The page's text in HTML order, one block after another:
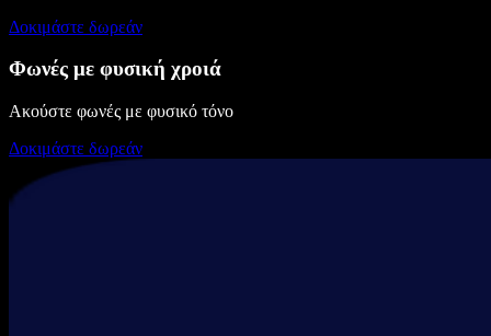
Δοκιμάστε δωρεάν
Φωνές με φυσική χροιά
Ακούστε φωνές με φυσικό τόνο
Δοκιμάστε δωρεάν